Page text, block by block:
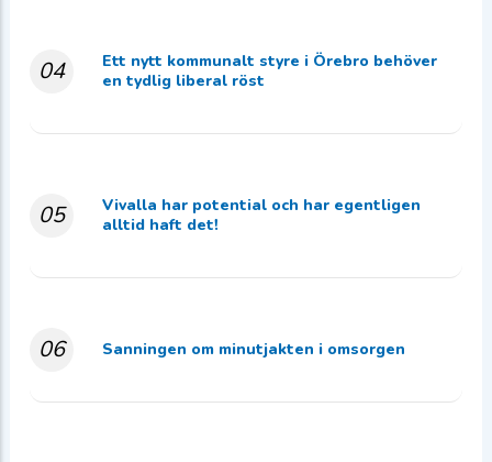
04
Ett nytt kommunalt styre i Örebro behöver
en tydlig liberal röst
05
Vivalla har potential och har egentligen
alltid haft det!
06 Sanningen om minutjakten i omsorgen